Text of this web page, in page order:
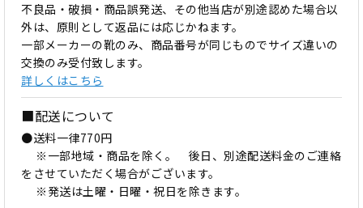
不良品・破損・商品誤発送、その他当店が別途認めた場合以
外は、原則として返品には応じかねます。
一部メーカーの靴のみ、商品番号が同じものでサイズ違いの
交換のみ受付致します。
詳しくはこちら
■配送について
●送料一律770円
※一部地域・商品を除く。 後日、別途配送料金のご連絡
をさせていただく場合がございます。
※発送は土曜・日曜・祝日を除きます。